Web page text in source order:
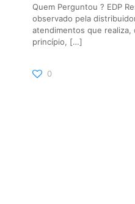
Quem Perguntou ? EDP
observado pela
atendimentos que realiza,
princípio, […]
0